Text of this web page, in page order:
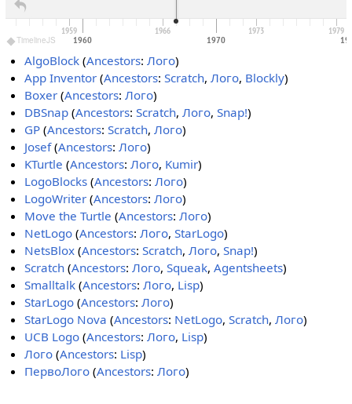
1960 1970
1959 1966 1973
1979
TimelineJS
AlgoBlock (Ancestors:Лого)
App Inventor (Ancestors:Scratch,Лого, Blockly)
Boxer (Ancestors:Лого)
DBSnap (Ancestors:Scratch,Лого,Snap!)
GP (Ancestors:Scratch,Лого)
Josef(Ancestors:Лого)
KTurtle (Ancestors:Лого, Kumir)
LogoBlocks (Ancestors:Лого)
LogoWriter (Ancestors:Лого)
Move the Turtle (Ancestors:Лого)
NetLogo (Ancestors:Лого,StarLogo)
NetsBlox (Ancestors:Scratch,Лого,Snap!)
Scratch (Ancestors:Лого,Squeak,Agentsheets)
Smalltalk (Ancestors:Лого, Lisp)
StarLogo (Ancestors:Лого)
StarLogo Nova (Ancestors: NetLogo,Scratch,Лого)
UCB Logo (Ancestors:Лого, Lisp)
Лого (Ancestors: Lisp)
ПервоЛого (Ancestors:Лого)